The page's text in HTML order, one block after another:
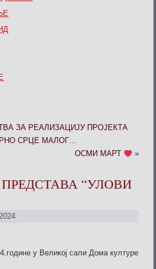
ЗА РЕАЛИЗАЦИЈУ ПРОЈЕКТА
СРЦЕ МАЛОГ…
ОСМИ МАРТ
»
“УЛОВИ
у Великој сали Дома културе